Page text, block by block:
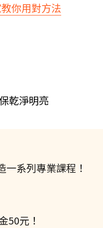
你用對方法
乾淨明亮
系列專業課程！
50元！